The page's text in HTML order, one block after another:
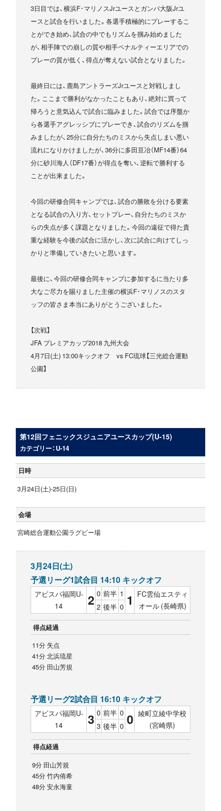
3日目では、横浜F･マリノスJrユースとガンバ大阪Jrユ
ースと試合を行いました。各選手積極的にプレーするこ
とができ始め、試合の中でもリズムを掴み始めました
が、相手陣での崩しの質や相手ペナルティーエリアでの
プレーの質が低く、得点が奪えない試合となりました。
最終日には、鹿島アントラーズJrユースと対戦しまし
た。ここまで勝利がなかったこともあり、絶対に買って
帰ろうと意気込んで試合に臨みました。試合では序盤か
ら各選手アグレッシブにプレーでき、試合のリズムを掴
みましたが、25分に自分たちのミスから失点しまい悪い
流れになりかけましたが、36分に多田亘冶（MF14番）64
分に砂川海人（DF17番）が得点を奪い、逆転で勝利する
ことが出来ました。
今回の研修合同キャンプでは、試合の勝敗を分ける要素
となる試合の入り方、セットプレー、自分たちのミスか
らの失点が多く課題となりました。今回の遠征で得た貴
重な経験を今後の試合に活かし、次に試合に向けてしっ
かりと準備していきたいと思います。
最後に、今回の研修合同キャンプに参加するに当たり多
大なご尽力を賜りました主催の横浜F･マリノスのスタ
ッフの皆さま本当にありがとうございました。
【次戦】
JFA プレミアカップ2018 九州大会
4月7日(土) 13:00キックオフ vs FC琉球【三光総合運動
公園】
第12回フェニックスジュニアユースカップ(U-15)
カテゴリー：U-14
日時
3月24日(土)-25日(日)
会場
宮崎総合運動公園ラグビー場
3月24日(土)
予選リーグ1試合目 14:10 キックオフ
アビスパ福岡U-
14
2 0 前半 1 1
FC雲仙エスティ
オール (長崎県)
2 後半 0
得点経過
11分 失点
41分 北浜琉星
45分 田山芳規
予選リーグ2試合目 16:10 キックオフ
アビスパ福岡U-
14
3 0 前半 0 0 綾町立綾中学校
(宮崎県)
3 後半 0
得点経過
9分 田山芳規
45分 竹内侑希
48分 安永海童